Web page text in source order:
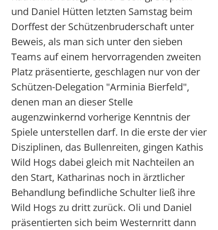
und Daniel Hütten letzten Samstag beim
Dorffest der Schützenbruderschaft unter
Beweis, als man sich unter den sieben
Teams auf einem hervorragenden zweiten
Platz präsentierte, geschlagen nur von der
Schützen-Delegation "Arminia Bierfeld",
denen man an dieser Stelle
augenzwinkernd vorherige Kenntnis der
Spiele unterstellen darf. In die erste der vier
Disziplinen, das Bullenreiten, gingen Kathis
Wild Hogs dabei gleich mit Nachteilen an
den Start, Katharinas noch in ärztlicher
Behandlung befindliche Schulter ließ ihre
Wild Hogs zu dritt zurück. Oli und Daniel
präsentierten sich beim Westernritt dann